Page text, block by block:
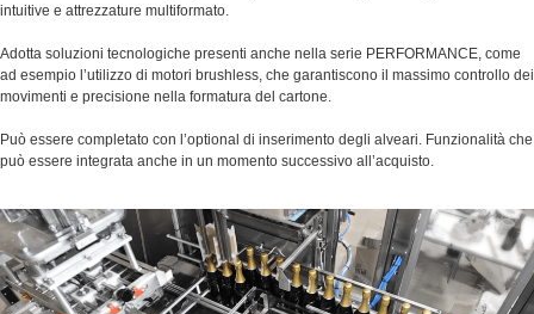
intuitive e attrezzature multiformato.
Adotta soluzioni tecnologiche presenti anche nella serie PERFORMANCE, come
ad esempio l’utilizzo di motori brushless, che garantiscono il massimo controllo dei
movimenti e precisione nella formatura del cartone.
Può essere completato con l’optional di inserimento degli alveari. Funzionalità che
può essere integrata anche in un momento successivo all’acquisto.